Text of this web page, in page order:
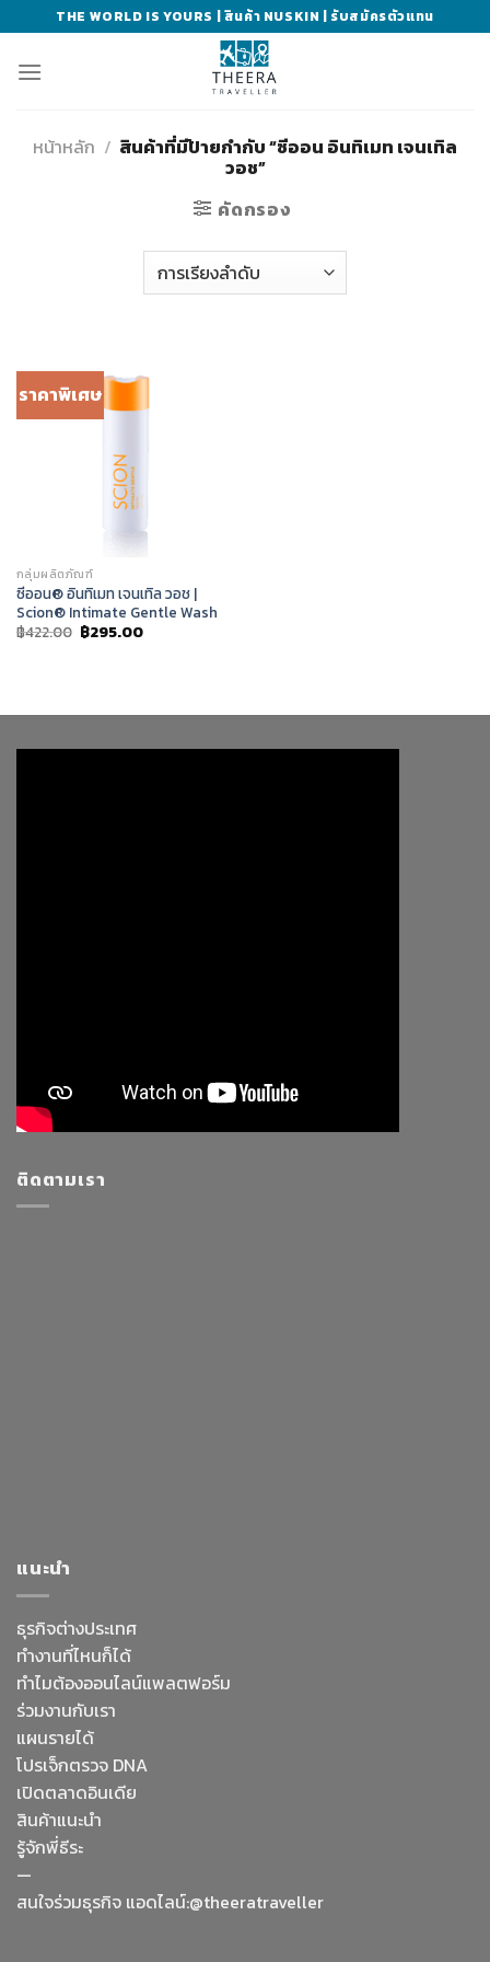
to
content
THE WORLD IS YOURS | สินค้า NUSKIN | รับสมัครตัวแทน
หน้าหลัก / สินค้าที่มีป้ายกำกับ “ซีออน อินทิเมท เจนเทิล
วอช”
คัดกรอง
ราคาพิเศษ
กลุ่มผลิตภัณฑ์
ซีออน® อินทิเมท เจนเทิล วอช |
Scion® Intimate Gentle Wash
฿422.00 Original
price
฿295.00Current
ติดตามเรา
แนะนำ
ธุรกิจต่างประเทศ
ทำงานที่ไหนก็ได้
ทำไมต้องออนไลน์แพลตฟอร์ม
ร่วมงานกับเรา
แผนรายได้
โปรเจ็กตรวจ DNA
เปิดตลาดอินเดีย
สินค้าแนะนำ
รู้จักพี่ธีระ
—
สนใจร่วมธุรกิจ แอดไลน์:@theeratraveller